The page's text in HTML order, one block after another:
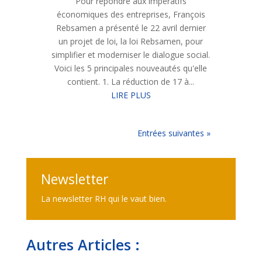
économiques des entreprises, François
Rebsamen a présenté le 22 avril dernier
un projet de loi, la loi Rebsamen, pour
simplifier et moderniser le dialogue social.
Voici les 5 principales nouveautés qu'elle
contient. 1. La réduction de 17 à...
LIRE PLUS
Entrées suivantes »
Newsletter
La newsletter RH qui le vaut bien.
Autres Articles :